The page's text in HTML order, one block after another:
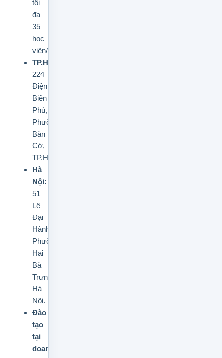
tối
đa
35
học
viên/lớp.
TP.HCM:
224
Điện
Biên
Phủ,
Phường
Bàn
Cờ,
TP.HCM.
Hà
Nội:
51
Lê
Đại
Hành,
Phường
Hai
Bà
Trưng,
Hà
Nội.
Đào
tạo
tại
doanh